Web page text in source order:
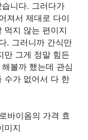
니다. 그러다가
져서 제대로 다이
먹지 않는 편이지
. 그러니까 간식만
만 그게 정말 힘든
볼까 했는데 관심
수가 없어서 다 한